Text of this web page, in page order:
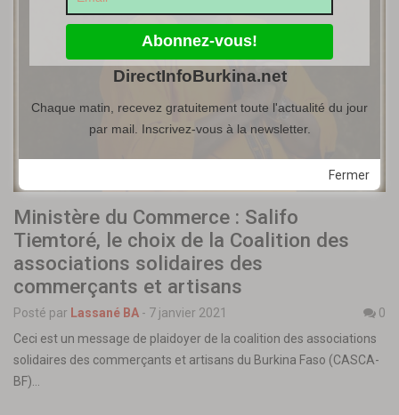
Ministère du Commerce : Salifo
Tiemtoré, le choix de la Coalition des
associations solidaires des
commerçants et artisans
Posté par Lassané BA - 7 janvier 2021
0
Ceci est un message de plaidoyer de la coalition des associations
solidaires des commerçants et artisans du Burkina Faso (CASCA-
BF)…
Fermer
DirectInfoBurkina.net
Chaque matin, recevez gratuitement toute l'actualité du jour
par mail. Inscrivez-vous à la newsletter.